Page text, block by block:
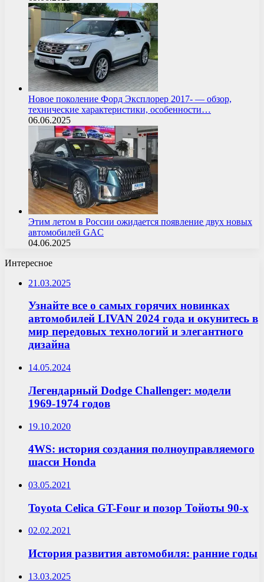
Новое поколение Форд Эксплорер 2017- — обзор,
технические характеристики, особенности…
06.06.2025
Этим летом в России ожидается появление двух новых
автомобилей GAC
04.06.2025
Интересное
21.03.2025
Узнайте все о самых горячих новинках
автомобилей LIVAN 2024 года и окунитесь в
мир передовых технологий и элегантного
дизайна
14.05.2024
Легендарный Dodge Challenger: модели
1969-1974 годов
19.10.2020
4WS: история создания полноуправляемого
шасси Honda
03.05.2021
Toyota Celica GT-Four и позор Тойоты 90-х
02.02.2021
История развития автомобиля: ранние годы
13.03.2025